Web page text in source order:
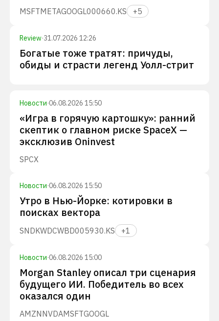
MSFTMETAGOOGL000660.KS +5
Review·31.07.2026 12:26
Богатые тоже тратят: причуды,
обиды и страсти легенд Уолл-стрит
Новости·06.08.2026 15:50
«Игра в горячую картошку»: ранний
скептик о главном риске SpaceX —
эксклюзив Oninvest
SPCX
Новости·06.08.2026 15:50
Утро в Нью-Йорке: котировки в
поисках вектора
SNDKWDCWBD005930.KS +1
Новости·06.08.2026 15:00
Morgan Stanley описал три сценария
будущего ИИ. Победитель во всех
оказался один
AMZNNVDAMSFTGOOGL